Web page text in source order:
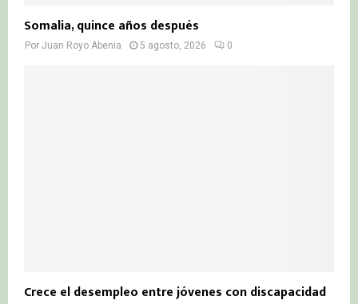
Somalia, quince años después
Por Juan Royo Abenia 5 agosto, 2026 0
Crece el desempleo entre jóvenes con discapacidad